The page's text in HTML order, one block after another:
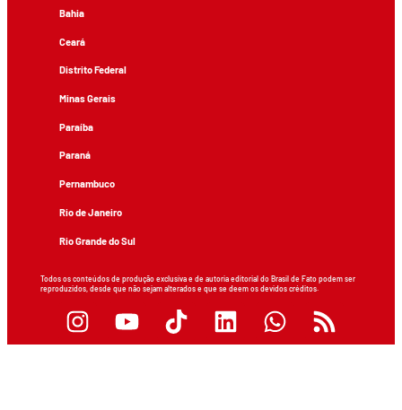
Bahia
Ceará
Distrito Federal
Minas Gerais
Paraíba
Paraná
Pernambuco
Rio de Janeiro
Rio Grande do Sul
Todos os conteúdos de produção exclusiva e de autoria editorial do Brasil de Fato podem ser
reproduzidos, desde que não sejam alterados e que se deem os devidos créditos.